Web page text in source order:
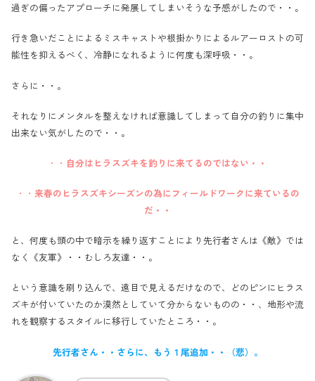
過ぎの偏ったアプローチに発展してしまいそうな予感がしたので・・。
行き急いだことによるミスキャストや根掛かりによるルアーロストの可
能性を抑えるべく、冷静になれるように何度も深呼吸・・。
さらに・・。
それなりにメンタルを整えなければ意識してしまって自分の釣りに集中
出来ない気がしたので・・。
・・ 自分はヒラスズキを釣りに来てるのではない・・
・・ 来春のヒラスズキシーズンの為にフィールドワークに来ているの
だ・・
と、何度も頭の中で暗示を繰り返すことにより先行者さんは《敵》では
なく《友軍》・・むしろ友達・・。
という意識を刷り込んで、遠目で見えるだけなので、どのピンにヒラス
ズキが付いていたのか漠然としていて分からないものの・・、地形や流
れを観察するスタイルに移行していたところ・・。
先行者さん・・さらに、もう１尾追加・・（悲）。